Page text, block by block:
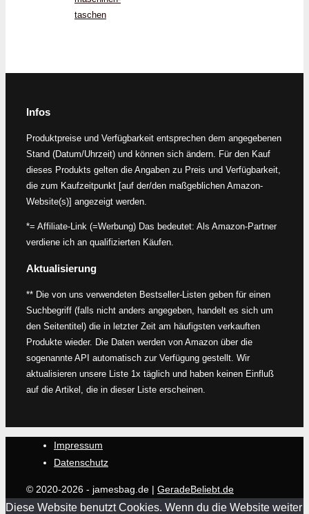
taschen
Infos
Produktpreise und Verfügbarkeit entsprechen dem angegebenen
Stand (Datum/Uhrzeit) und können sich ändern. Für den Kauf
dieses Produkts gelten die Angaben zu Preis und Verfügbarkeit,
die zum Kaufzeitpunkt [auf der/den maßgeblichen Amazon-
Website(s)] angezeigt werden.
*= Affiliate-Link (=Werbung) Das bedeutet: Als Amazon-Partner
verdiene ich an qualifizierten Käufen.
Aktualisierung
** Die von uns verwendeten Bestseller-Listen geben für einen
Suchbegriff (falls nicht anders angegeben, handelt es sich um
den Seitentitel) die in letzter Zeit am häufigsten verkauften
Produkte wieder. Die Daten werden von Amazon über die
sogenannte API automatisch zur Verfügung gestellt. Wir
aktualisieren unsere Liste 1x täglich und haben keinen Einfluß
auf die Artikel, die in dieser Liste erscheinen.
Impressum
Datenschutz
© 2020-2026 - jamesbag.de | GeradeBeliebt.de
Diese Website benutzt Cookies. Wenn du die Website weiter